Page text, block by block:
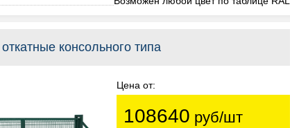
консольного типа
Цена от:
108640 руб/шт